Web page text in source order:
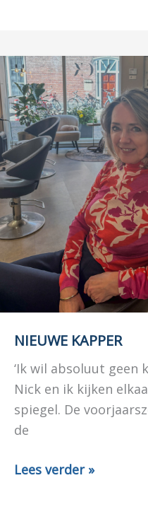
NIEUWE KAPPER
‘Ik wil absoluut geen
Nick en ik kijken
spiegel. De
de
NIEUWE
Lees verder »